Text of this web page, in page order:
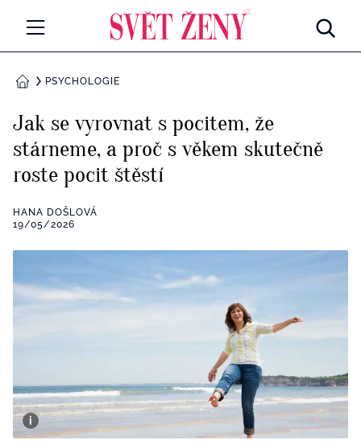
Všechny kategorie
Rozhovory
RETROHUBKY
Všechny kategorie
Seberozvoj
Životní styl
ZÁBAVA
Všechny kategorie
Tvoření
Rady a tipy
Extra
SVĚT ŽENY - 599 KČ
ROČNÍ PŘEDPLATNÉ SVĚT ŽENY +
DOMŮPSYCHOLOGIE
Jak se vyrovnat s pocitem, že
stárneme, a proč s věkem skutečně
roste pocit štěstí
HANA DOŠLOVÁ
19/05/2026